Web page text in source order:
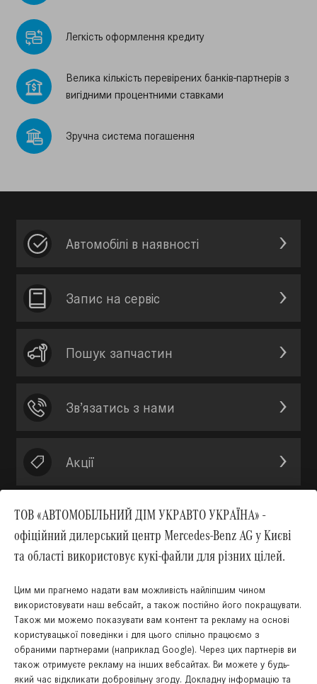
Легкiсть оформлення кредиту
Велика кiлькiсть перевiрених банкiв-партнерiв з
вигiдними процентними ставками
Зручна система погашення
ТОВ «АВТОМОБІЛЬНИЙ ДІМ УКРАВТО УКРАЇНА» -
офіційний дилерський центр Mercedes-Benz AG у Києві
та області використовує кукі-файли для різних цілей.
Цим ми прагнемо надати вам можливість найліпшим чином
використовувати наш вебсайт, а також постійно його покращувати.
Також ми можемо показувати вам контент та рекламу на основі
користувацької поведінки і для цього спільно працюємо з
обраними партнерами (наприклад Google). Через цих партнерів ви
також отримуєте рекламу на інших вебсайтах. Ви можете у будь-
який час відкликати добровільну згоду. Докладну інформацію та
Автомобілі в наявності
Запис на сервic
Пошук запчастин
Зв’язатись з нами
Акції
Вгору